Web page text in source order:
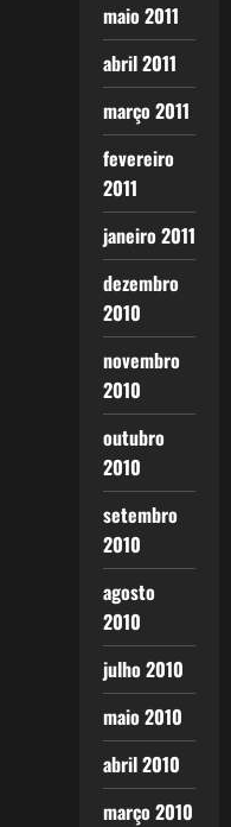
maio 2011
abril 2011
março 2011
fevereiro
2011
janeiro 2011
dezembro
2010
novembro
2010
outubro
2010
setembro
2010
agosto
2010
julho 2010
maio 2010
abril 2010
março 2010